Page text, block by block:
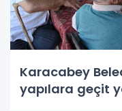
Karacabey
yapılara geçit